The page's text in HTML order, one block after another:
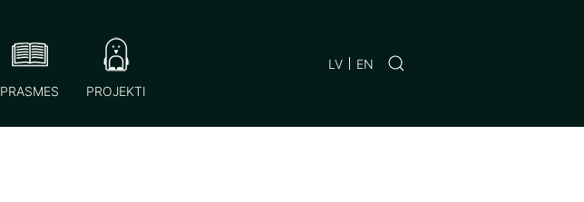
PRASMES PROJEKTI
LV EN